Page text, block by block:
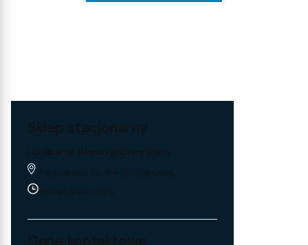
Sklep stacjonarny
Lokalizacja sklepu i godziny pracy
Trakt Lubelski 195, 04-667 Warszawa
Pon-pt: 8:00 - 17:00
Dane kontaktowe